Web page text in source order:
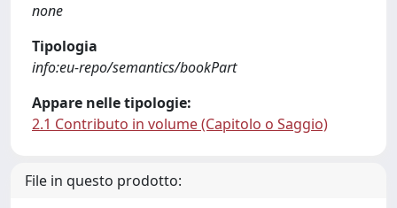
none
Tipologia
info:eu-repo/semantics/bookPart
Appare nelle tipologie:
2.1 Contributo in volume (Capitolo o Saggio)
File in questo prodotto: